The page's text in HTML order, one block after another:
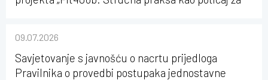
09.07.2026
Savjetovanje s javnošću o nacrtu prijedloga
Pravilnika o provedbi postupaka jednostavne